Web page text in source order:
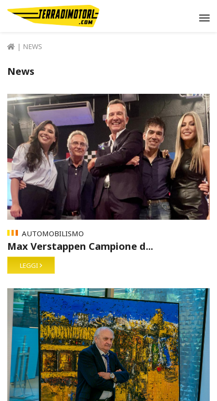
| NEWS
News
AUTOMOBILISMO
Max Verstappen Campione d...
LEGGI